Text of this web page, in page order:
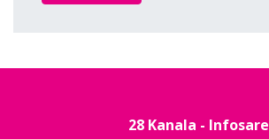
28 Kanala - Infosare